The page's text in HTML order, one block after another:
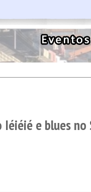
e blues no